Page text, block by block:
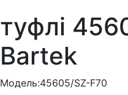
туфлі
Bartek
Модель:45605/SZ-F70